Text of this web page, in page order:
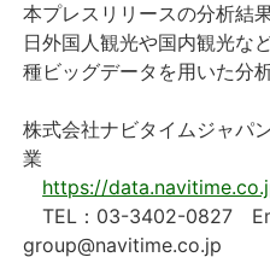
本プレスリリースの分析結
日外国人観光や国内観光な
種ビッグデータを用いた分
株式会社ナビタイムジャ
業
https://
TEL：03-3402-0827
group@navitime.co.jp